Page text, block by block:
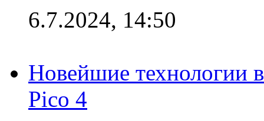
6.7.2024, 14:50
Новейшие технологии
Pico 4